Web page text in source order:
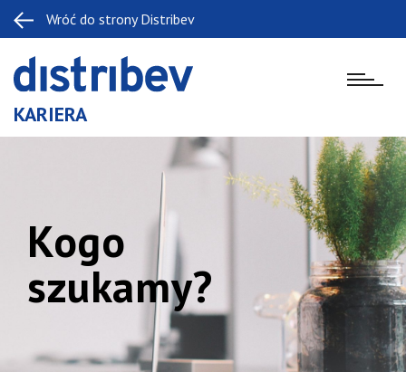
Wróć do strony Distribev
KARIERA
Kogo
szukamy?